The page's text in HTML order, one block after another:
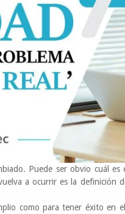
Puede ser obvio cuál
a ocurrir es la definición
como para tener éxito en